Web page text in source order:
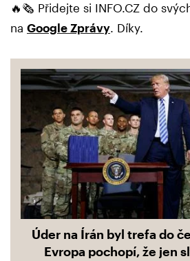
🔥🗞️ Přidejte si INFO.CZ do
na Google Zprávy. Díky.
Úder na Írán byl trefa do
Evropa pochopí, že jen